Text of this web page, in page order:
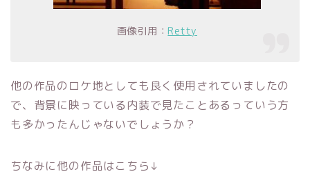
画像引用：Retty
他の作品のロケ地としても良く使用されていましたの
で、背景に映っている内装で見たことあるっていう方
も多かったんじゃないでしょうか？
ちなみに他の作品はこちら↓